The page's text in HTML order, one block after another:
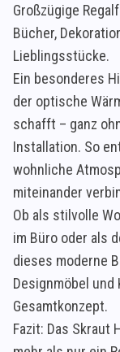
Großzügige
Bücher,
Lieblingsstücke.
Ein besonderes
der optische
schafft – ganz
Installation. So
wohnliche
miteinander
Ob als stilvolle
im Büro oder als
dieses moderne
Designmöbel
Gesamtkonzept.
Fazit: Das Skraut